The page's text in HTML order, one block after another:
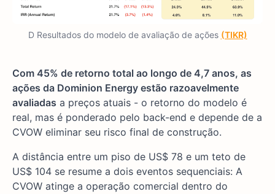
D Resultados do modelo de avaliação de ações (TIKR)
Com 45% de retorno total ao longo de 4,7 anos, as
ações da Dominion Energy estão razoavelmente
avaliadas a preços atuais - o retorno do modelo é
real, mas é ponderado pelo back-end e depende de a
CVOW eliminar seu risco final de construção.
A distância entre um piso de US$ 78 e um teto de
US$ 104 se resume a dois eventos sequenciais: A
CVOW atinge a operação comercial dentro do